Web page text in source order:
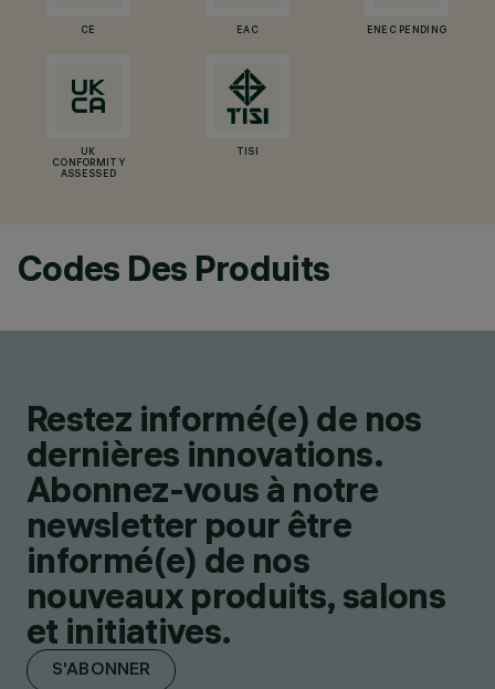
CE EAC ENEC PENDING
UK
CONFORMITY
ASSESSED
TISI
Codes Des Produits
Restez informé(e) de nos
dernières innovations.
Abonnez-vous à notre
newsletter pour être
informé(e) de nos
nouveaux produits, salons
et initiatives.
S'ABONNER